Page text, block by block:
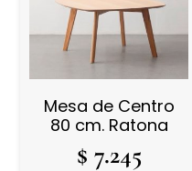
Mesa de Centro
80 cm. Ratona
$ 7.245